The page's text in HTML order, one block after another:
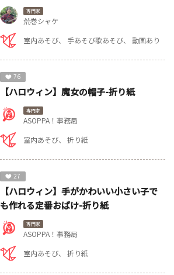
専門家
荒巻シャケ
室内あそび
手あそび歌あそび 動画あり
76
【ハロウィン】魔女の帽子-折り紙
専門家
ASOPPA！事務局
室内あそび
折り紙
27
【ハロウィン】手がかわいい小さい子で
も作れる定番おばけ-折り紙
専門家
ASOPPA！事務局
室内あそび
折り紙